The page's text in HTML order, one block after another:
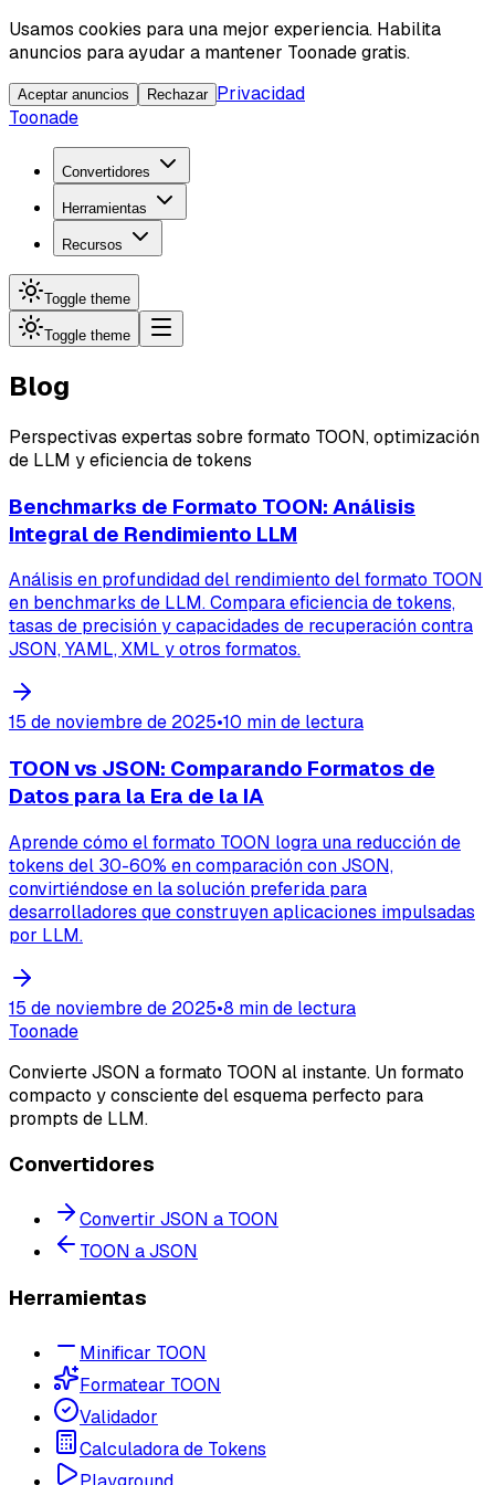
Usamos cookies para una mejor experiencia. Habilita
anuncios para ayudar a mantener Toonade gratis.
Aceptar anuncios Rechazar Privacidad
Toonade
Convertidores
Herramientas
Recursos
Toggle theme
Toggle theme
Blog
Perspectivas expertas sobre formato TOON, optimización
de LLM y eficiencia de tokens
Benchmarks de Formato TOON: Análisis
Integral de Rendimiento LLM
Análisis en profundidad del rendimiento del formato TOON
en benchmarks de LLM. Compara eficiencia de tokens,
tasas de precisión y capacidades de recuperación contra
JSON, YAML, XML y otros formatos.
15 de noviembre de 2025•10 min de lectura
TOON vs JSON: Comparando Formatos de
Datos para la Era de la IA
Aprende cómo el formato TOON logra una reducción de
tokens del 30-60% en comparación con JSON,
convirtiéndose en la solución preferida para
desarrolladores que construyen aplicaciones impulsadas
por LLM.
15 de noviembre de 2025•8 min de lectura
Toonade
Convierte JSON a formato TOON al instante. Un formato
compacto y consciente del esquema perfecto para
prompts de LLM.
Convertidores
Convertir JSON a TOON
TOON a JSON
Herramientas
Minificar TOON
Formatear TOON
Validador
Calculadora de Tokens